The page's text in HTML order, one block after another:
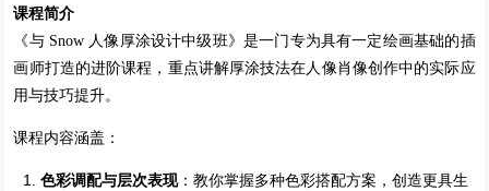
课程简介
《与 Snow 人像厚涂设计中级班》是一门专为具有一定绘画基础的插
画师打造的进阶课程，重点讲解厚涂技法在人像肖像创作中的实际应
用与技巧提升。
课程内容涵盖：
色彩调配与层次表现：教你掌握多种色彩搭配方案，创造更具生